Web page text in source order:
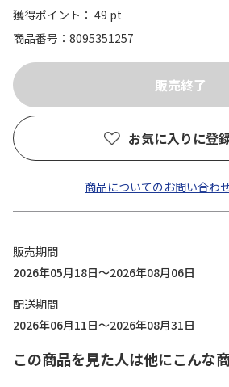
獲得ポイント： 49 pt
商品番号
8095351257
お気に入りに登
商品についてのお問い合わ
販売期間
2026年05月18日～2026年08月06日
配送期間
2026年06月11日～2026年08月31日
この商品を見た人は他にこんな